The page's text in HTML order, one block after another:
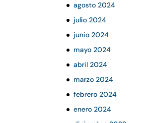
agosto 2024
julio 2024
junio 2024
mayo 2024
abril 2024
marzo 2024
febrero 2024
enero 2024